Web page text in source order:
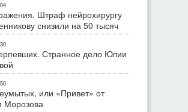
Штраф нейрохирургу
снизили на 50 тысяч
Странное дело Юлии
или «Привет» от
Морозова